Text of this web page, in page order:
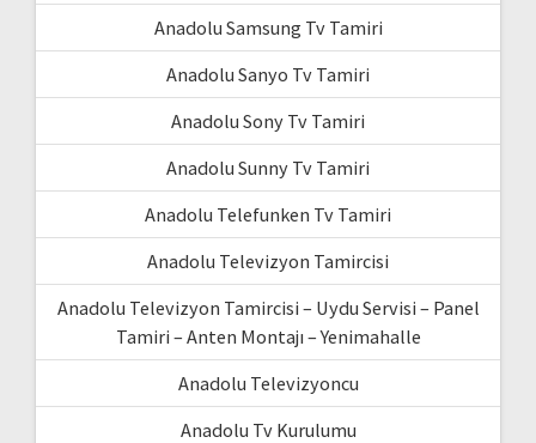
Anadolu Samsung Tv Tamiri
Anadolu Sanyo Tv Tamiri
Anadolu Sony Tv Tamiri
Anadolu Sunny Tv Tamiri
Anadolu Telefunken Tv Tamiri
Anadolu Televizyon Tamircisi
Anadolu Televizyon Tamircisi – Uydu Servisi – Panel
Tamiri – Anten Montajı – Yenimahalle
Anadolu Televizyoncu
Anadolu Tv Kurulumu